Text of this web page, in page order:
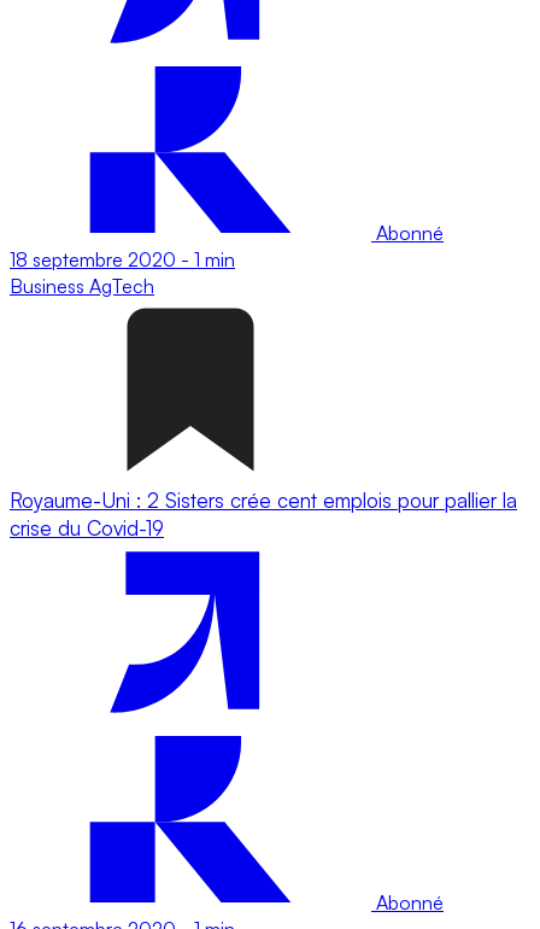
Abonné
18 septembre 2020 - 1 min
Business AgTech
Royaume-Uni : 2 Sisters crée cent emplois pour pallier la
crise du Covid-19
Abonné